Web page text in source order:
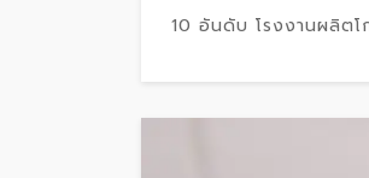
10 อันดับ โรงงานผลิตโ